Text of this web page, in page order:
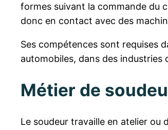
formes suivant la commande du
donc en contact avec des
Ses compétences sont requises
automobiles, dans des industries
Métier de
Le soudeur travaille en atelier ou